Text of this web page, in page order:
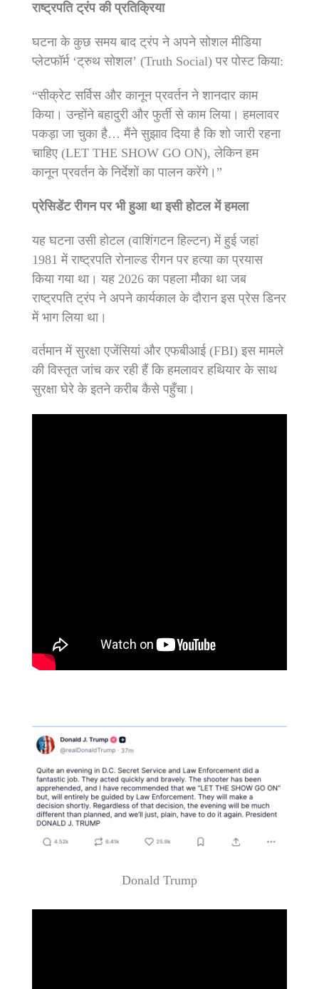
राष्ट्रपति ट्रंप की प्रतिक्रिया
घटना के कुछ समय बाद ट्रंप ने अपने सोशल मीडिया
प्लेटफॉर्म ‘ट्रुथ सोशल’ (Truth Social) पर पोस्ट किया:
“सीक्रेट सर्विस और कानून प्रवर्तन ने शानदार काम
किया। उन्होंने बहादुरी और फुर्ती से काम लिया। हमलावर
पकड़ा जा चुका है… मैंने सुझाव दिया है कि शो जारी रहना
चाहिए (LET THE SHOW GO ON), लेकिन हम
कानून प्रवर्तन के निर्देशों का पालन करेंगे।”
प्रेसिडेंट रीगन पर भी हुआ था इसी होटल में हमला
यह घटना उसी होटल (वाशिंगटन हिल्टन) में हुई जहां
1981 में राष्ट्रपति रोनाल्ड रीगन पर हत्या का प्रयास
किया गया था। यह 2026 का पहला मौका था जब
राष्ट्रपति ट्रंप ने अपने कार्यकाल के दौरान इस प्रेस डिनर
में भाग लिया था।
वर्तमान में सुरक्षा एजेंसियां और एफबीआई (FBI) इस मामले
की विस्तृत जांच कर रही हैं कि हमलावर हथियार के साथ
सुरक्षा घेरे के इतने करीब कैसे पहुँचा।
Donald Trump